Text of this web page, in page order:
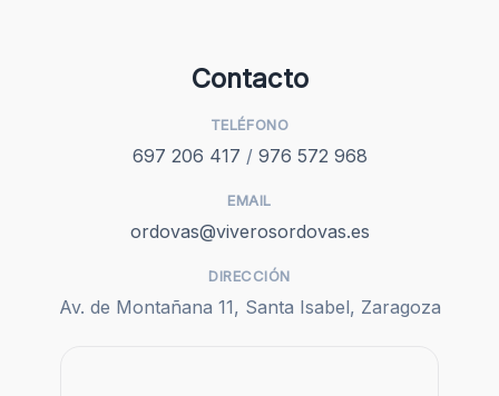
Contacto
TELÉFONO
697 206 417 / 976 572 968
EMAIL
ordovas@viverosordovas.es
DIRECCIÓN
Av. de Montañana 11, Santa Isabel, Zaragoza